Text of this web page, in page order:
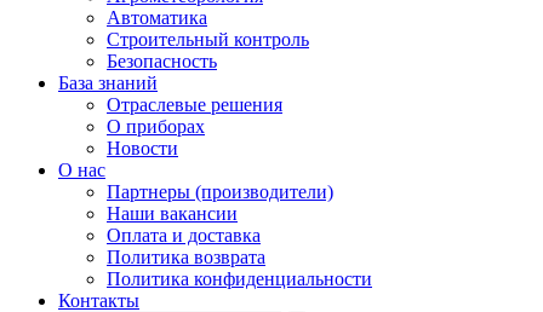
Автоматика
Строительный контроль
Безопасность
База знаний
Отраслевые решения
О приборах
Новости
О нас
Партнеры (производители)
Наши вакансии
Оплата и доставка
Политика возврата
Политика конфиденциальности
Контакты